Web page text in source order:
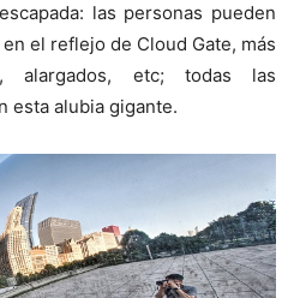
las personas pueden
el reflejo de Cloud Gate, más
alargados, etc; todas las
esta alubia gigante.